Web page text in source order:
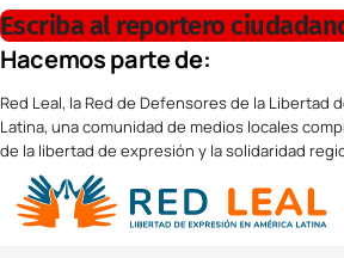
Escriba al reportero
Hacemos parte de:
Red Leal, la Red de Defensores de la Libertad
Latina, una comunidad de medios locales
de la libertad de expresión y la solidaridad